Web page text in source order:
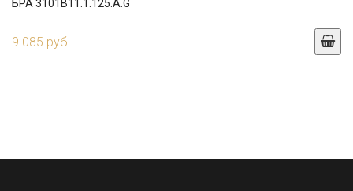
БРА 3101B11.1.125.A.G
9 085 руб.